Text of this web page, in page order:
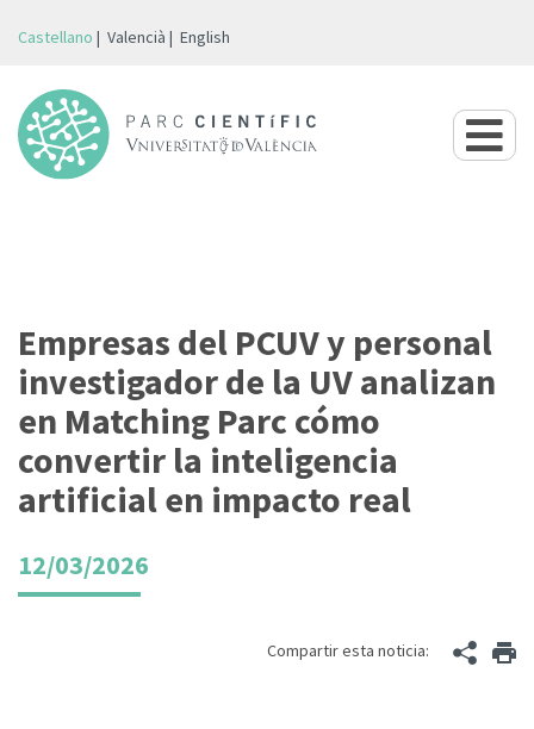
Castellano Valencià English
Empresas del PCUV y personal
investigador de la UV analizan
en Matching Parc cómo
convertir la inteligencia
artificial en impacto real
12/03/2026
Compartir esta noticia: